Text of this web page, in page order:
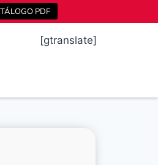
PDF
[gtranslate]